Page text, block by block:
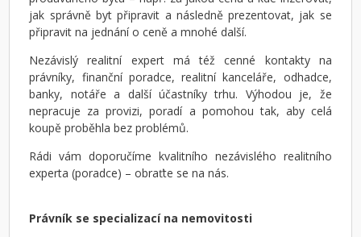
jak správně byt připravit a následně prezentovat, jak se
připravit na jednání o ceně a mnohé další.
Nezávislý realitní expert má též cenné kontakty na
právníky, finanční poradce, realitní kanceláře, odhadce,
banky, notáře a další účastníky trhu. Výhodou je, že
nepracuje za provizi, poradí a pomohou tak, aby celá
koupě proběhla bez problémů.
Rádi vám doporučíme kvalitního nezávislého realitního
experta (poradce) – obraťte se na nás.
Právník se specializací na nemovitosti